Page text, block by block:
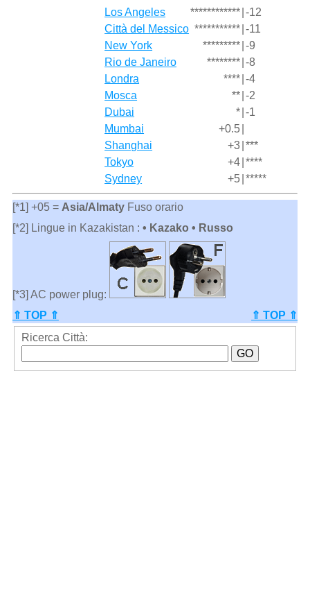
Los Angeles ************ -12
Città del Messico *********** -11
New York
********* -9
Rio de Janeiro
******** -8
Londra
**** -4
Mosca
** -2
Dubai
* -1
Mumbai
+0.5
Shanghai
+3 ***
Tokyo
+4 ****
Sydney
+5 *****
[*1] +05 = Asia/AlmatyFuso orario
[*2] Lingue in Kazakistan : • Kazako • Russo
[*3] AC power plug:
⇑ TOP ⇑
⇑ TOP ⇑
Ricerca Città: